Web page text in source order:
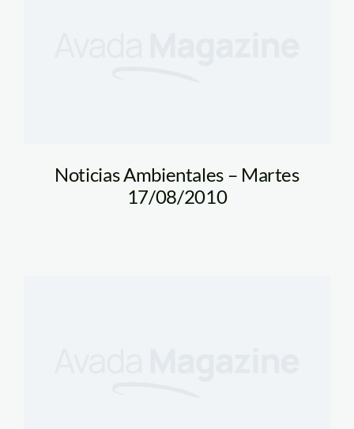
Noticias Ambientales – Martes
17/08/2010